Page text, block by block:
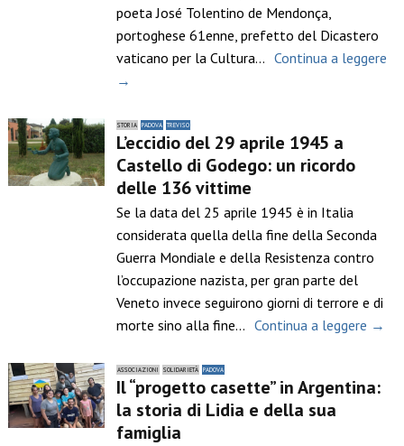
poeta José Tolentino de Mendonça,
portoghese 61enne, prefetto del Dicastero
vaticano per la Cultura… Continua a leggere
→
STORIA PADOVA TREVISO
L’eccidio del 29 aprile 1945 a
Castello di Godego: un ricordo
delle 136 vittime
Se la data del 25 aprile 1945 è in Italia
considerata quella della fine della Seconda
Guerra Mondiale e della Resistenza contro
l’occupazione nazista, per gran parte del
Veneto invece seguirono giorni di terrore e di
morte sino alla fine… Continua a leggere →
ASSOCIAZIONI SOLIDARIETÀ PADOVA
Il “progetto casette” in Argentina:
la storia di Lidia e della sua
famiglia